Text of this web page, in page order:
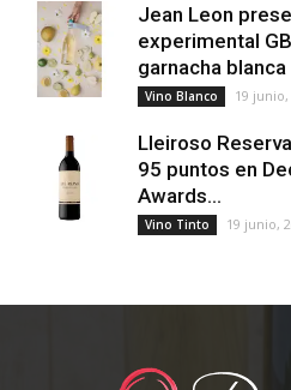
Jean Leon
experimental
garnacha blanca
Vino Blanco 19 junio,
Lleiroso
95 puntos en
Awards...
Vino Tinto 19 junio,